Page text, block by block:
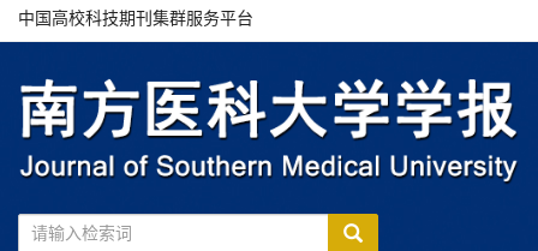
中国高校科技期刊集群服务平台